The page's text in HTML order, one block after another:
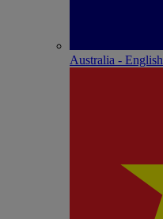
Australia - English